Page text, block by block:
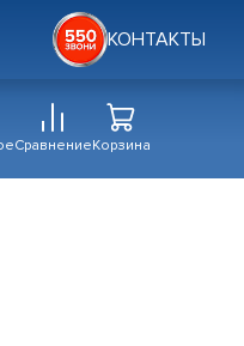
КОНТАКТЫ
СравнениеКорзина